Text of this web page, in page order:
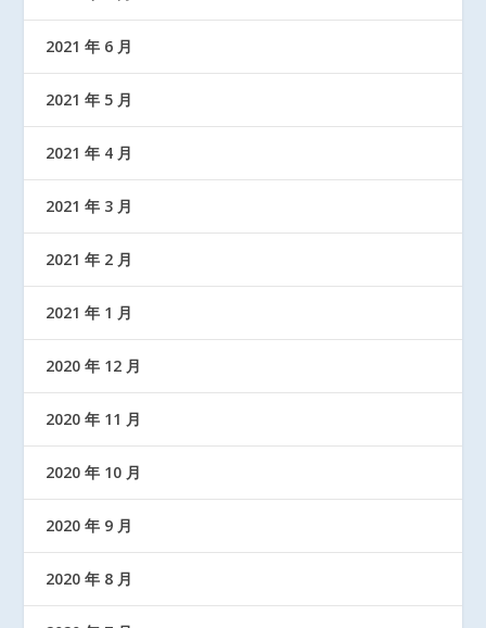
2021 年 6 月
2021 年 5 月
2021 年 4 月
2021 年 3 月
2021 年 2 月
2021 年 1 月
2020 年 12 月
2020 年 11 月
2020 年 10 月
2020 年 9 月
2020 年 8 月